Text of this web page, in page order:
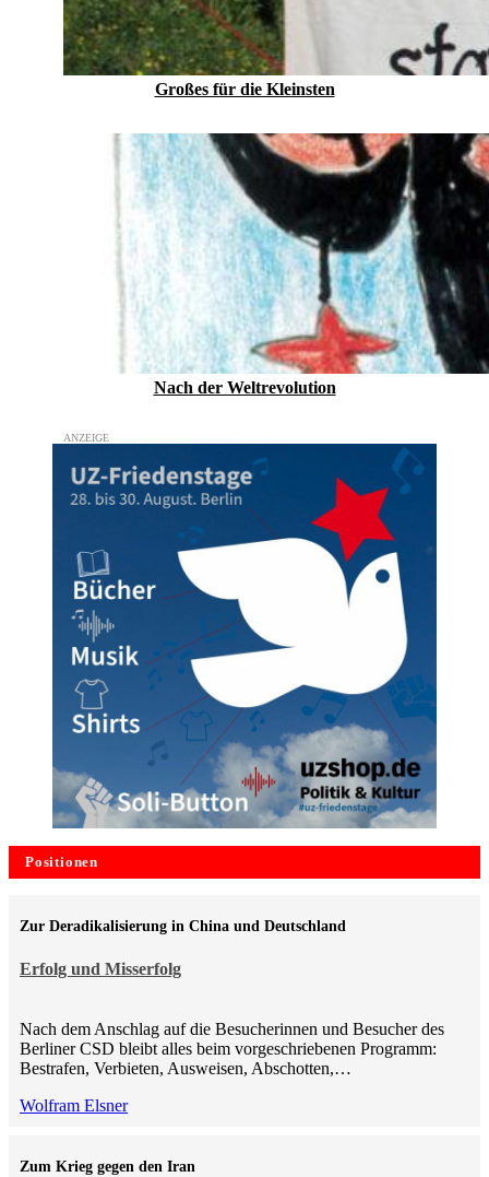
Großes für die Kleinsten
Nach der Weltrevolution
Positionen
Erfolg und Misserfolg
Zur Deradikalisierung in China und Deutschland
Nach dem Anschlag auf die Besucherinnen und Besucher des
Berliner CSD bleibt alles beim vorgeschriebenen Programm:
Bestrafen, Verbieten, Ausweisen, Abschotten,…
Wolfram Elsner
Zum Krieg gegen den Iran